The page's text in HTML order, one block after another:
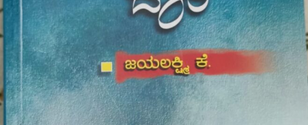
ದಾರಿ”
ಅವಲೋಕನ
ಸುನೀತ
ಕುಶಾಲನಗರ
ಅವರಿಂದ